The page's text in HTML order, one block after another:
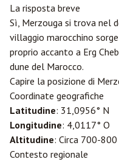
La risposta breve
Sì, Merzouga si trova nel
villaggio marocchino
proprio accanto a Erg
dune del Marocco.
Capire la posizione di
Coordinate geografiche
Latitudine: 31,0956° N
Longitudine: 4,0117° O
Altitudine: Circa 700-
Contesto regionale